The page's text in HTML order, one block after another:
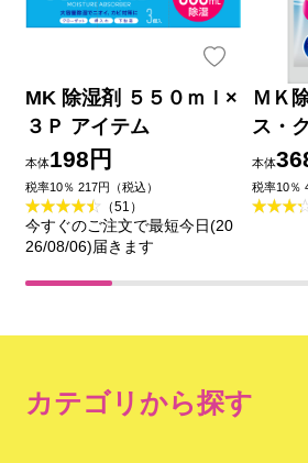
MK 除湿剤 ５５０ｍｌ×
３Ｐ アイテム
本体198円
税率10％ 217円（税込）
（51）
今すぐのご注文で最短今日(20
26/08/06)届きます
ＭＫ
ス・
シー
本体
税率10％
カテゴリから探す